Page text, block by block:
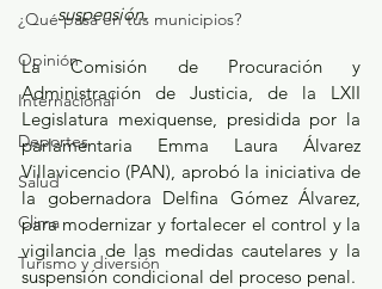
¿Qué pasa en tus municipios?
Opinión
Internacional
Deportes
Salud
Clima
Turismo y diversión
suspensión.
La Comisión de Procuración y
Administración de Justicia, de la LXII
Legislatura mexiquense, presidida por la
parlamentaria Emma Laura Álvarez
Villavicencio (PAN), aprobó la iniciativa de
la gobernadora Delfina Gómez Álvarez,
para modernizar y fortalecer el control y la
vigilancia de las medidas cautelares y la
suspensión condicional del proceso penal.